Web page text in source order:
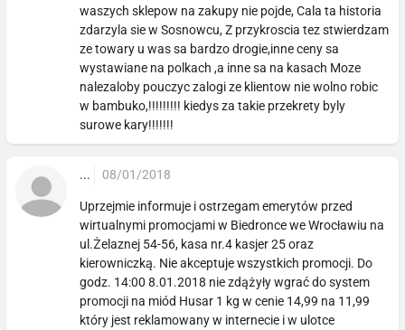
waszych sklepow na zakupy nie pojde, Cala ta historia
zdarzyla sie w Sosnowcu, Z przykroscia tez stwierdzam
ze towary u was sa bardzo drogie,inne ceny sa
wystawiane na polkach ,a inne sa na kasach Moze
nalezaloby pouczyc zalogi ze klientow nie wolno robic
w bambuko,!!!!!!!!! kiedys za takie przekrety byly
surowe kary!!!!!!!
... 08/01/2018
Uprzejmie informuje i ostrzegam emerytów przed
wirtualnymi promocjami w Biedronce we Wrocławiu na
ul.Żelaznej 54-56, kasa nr.4 kasjer 25 oraz
kierowniczką. Nie akceptuje wszystkich promocji. Do
godz. 14:00 8.01.2018 nie zdążyły wgrać do system
promocji na miód Husar 1 kg w cenie 14,99 na 11,99
który jest reklamowany w internecie i w ulotce